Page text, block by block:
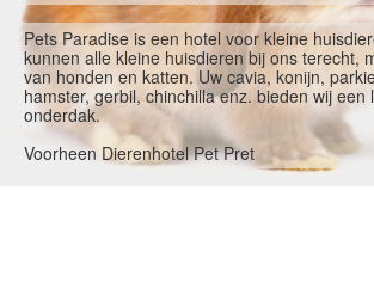
Pets Paradise is een hotel voor kleine
kunnen alle kleine huisdieren bij ons terecht,
van honden en katten. Uw cavia, konijn,
hamster, gerbil, chinchilla enz. bieden wij een
onderdak.
Voorheen Dierenhotel Pet Pret